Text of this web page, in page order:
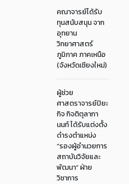
คณาจารย์ได้รับ
ทุนสนับสนุน จาก
อุทยาน
วิทยาศาสตร์
ภูมิภาค ภาคเหนือ
(จังหวัดเชียงใหม่)
ผู้ช่วย
ศาสตราจารย์ปิยะ
กิจ กิจติตุลากา
นนท์ ได้รับแต่งตั้ง
ดำรงตำแหน่ง
“รองผู้อำนวยการ
สถาบันวิจัยและ
พัฒนา“ ฝ่าย
วิชาการ